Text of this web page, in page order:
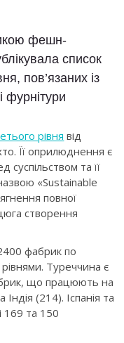
фешн-
список
пов’язаних із
фурнітури
рівня від
Її оприлюднення є
суспільством та її
«Sustainable
повної
створення
фабрик по
рівнями. Туреччина є
що працюють на
(214). Іспанія та
169 та 150